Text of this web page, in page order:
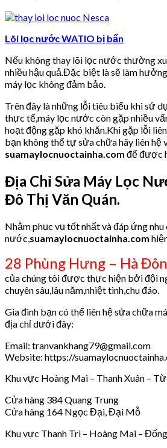
Lõi lọc nước WATIO bị bẩn
Nếu không thay lõi lọc nước thường
nhiều hậu quả.Đặc biệt là sẽ làm
máy lọc không đảm bảo.
Trên đây là những lỗi tiêu biểu khi sử
thực tế,máy lọc nước còn gặp nhiều
hoạt động gặp khó khăn.Khi gặp lỗi
bạn không thể tự sửa chữa hãy liên hệ
suamaylocnuoctainha.com để được
Địa Chỉ Sửa Máy Lọc
Đô Thị Văn Quán.
Nhằm phục vụ tốt nhất và đáp ứng nhu
nước, suamaylocnuoctainha.com
28 Phùng Hưng – Hà
của chúng tôi được thực hiện bởi đội
chuyên sâu,lâu năm,nhiệt tình,chu đáo.
Gia đình bạn có thể liên hệ sửa chữa
địa chỉ dưới đây:
Email: tranvankhang79@gmail.com
Website: https://
Khu vực Hoàng Mai – Thanh Xuân –
Cửa hàng 384 Quang Trung
Cửa hàng 164 Ngọc Đại, Đại Mỗ
Khu vực Thanh Trì – Hoàng Mai –